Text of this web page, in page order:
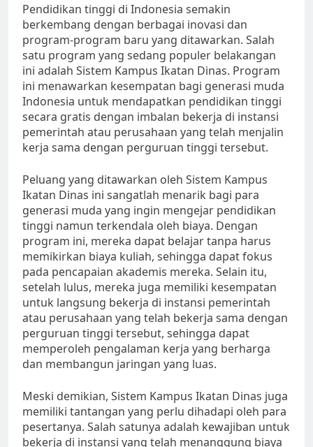
Pendidikan tinggi di Indonesia semakin
berkembang dengan berbagai inovasi dan
program-program baru yang ditawarkan. Salah
satu program yang sedang populer belakangan
ini adalah Sistem Kampus Ikatan Dinas. Program
ini menawarkan kesempatan bagi generasi muda
Indonesia untuk mendapatkan pendidikan tinggi
secara gratis dengan imbalan bekerja di instansi
pemerintah atau perusahaan yang telah menjalin
kerja sama dengan perguruan tinggi tersebut.
Peluang yang ditawarkan oleh Sistem Kampus
Ikatan Dinas ini sangatlah menarik bagi para
generasi muda yang ingin mengejar pendidikan
tinggi namun terkendala oleh biaya. Dengan
program ini, mereka dapat belajar tanpa harus
memikirkan biaya kuliah, sehingga dapat fokus
pada pencapaian akademis mereka. Selain itu,
setelah lulus, mereka juga memiliki kesempatan
untuk langsung bekerja di instansi pemerintah
atau perusahaan yang telah bekerja sama dengan
perguruan tinggi tersebut, sehingga dapat
memperoleh pengalaman kerja yang berharga
dan membangun jaringan yang luas.
Meski demikian, Sistem Kampus Ikatan Dinas juga
memiliki tantangan yang perlu dihadapi oleh para
pesertanya. Salah satunya adalah kewajiban untuk
bekerja di instansi yang telah menanggung biaya